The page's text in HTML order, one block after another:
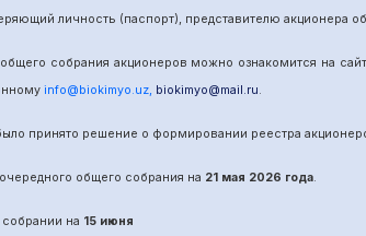
личность (паспорт), представителю акционера
общего собрания акционеров можно ознакомится на
info@biokimyo.uz, biokimyo@mail.ru.
принято решение о формировании реестра
очередного общего собрания на 21 мая 2026 года.
на 15 июня